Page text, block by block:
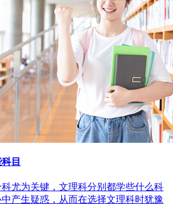
目
尤为关键，文理科分别都学些什么科
产生疑惑，从而在选择文理科时犹豫